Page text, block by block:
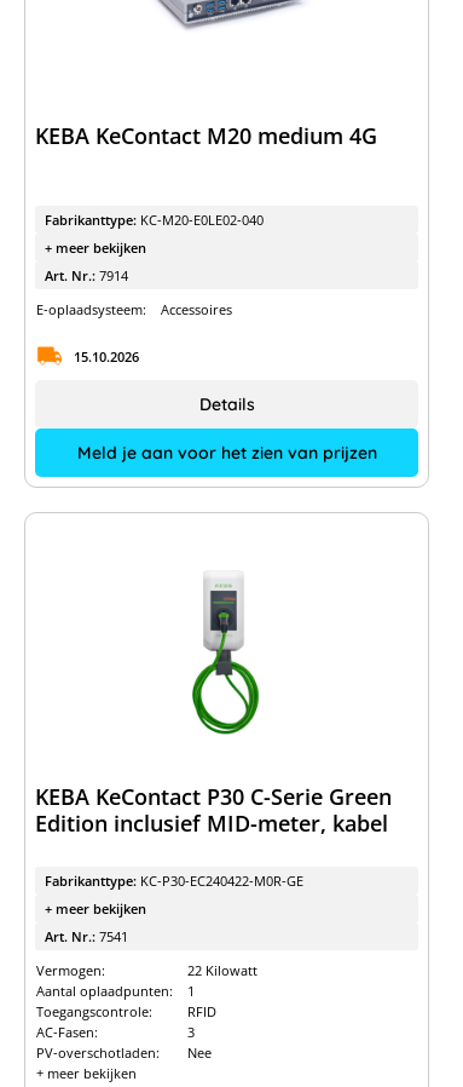
KEBA KeContact M20 medium 4G
Fabrikanttype: KC-M20-E0LE02-040
+ meer bekijken
Art. Nr.: 7914
E-oplaadsysteem:
Accessoires
15.10.2026
Meld je aan voor het zien van prijzen
Details
KEBA KeContact P30 C-Serie Green
Edition inclusief MID-meter, kabel
Fabrikanttype: KC-P30-EC240422-M0R-GE
+ meer bekijken
Art. Nr.: 7541
Vermogen:
22 Kilowatt
Aantal oplaadpunten:
1
Toegangscontrole:
RFID
AC-Fasen:
3
PV-overschotladen:
Nee
+ meer bekijken